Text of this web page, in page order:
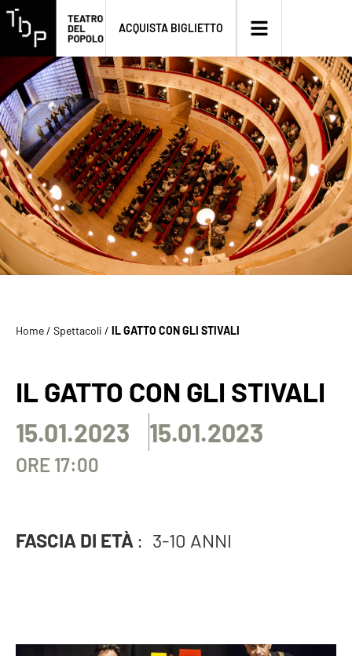
ACQUISTA BIGLIETTO
Home/ Spettacoli / IL GATTO CON GLI STIVALI
IL GATTO CON GLI STIVALI
15.01.2023 15.01.2023
ORE 17:00
FASCIA DI ETÀ : 3-10 ANNI